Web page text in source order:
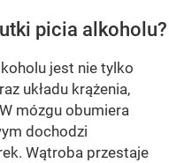
picia alkoholu?
jest nie tylko
układu krążenia,
mózgu obumiera
dochodzi
Wątroba przestaje